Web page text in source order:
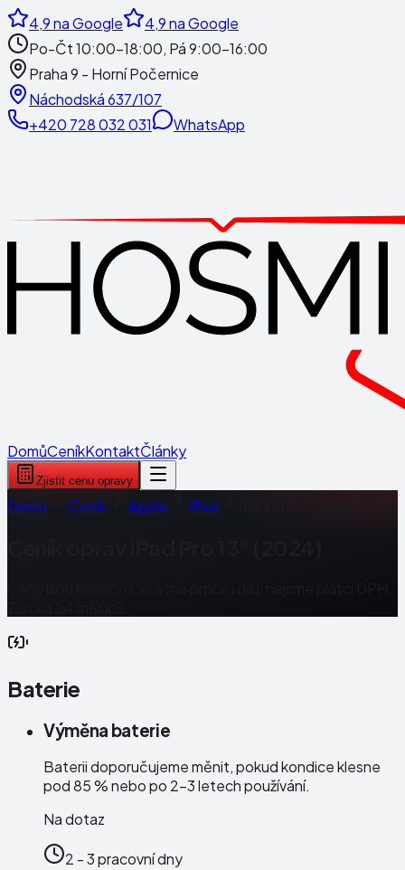
4,9na Google 4,9na Google
Po-Čt 10:00-18:00, Pá 9:00-16:00
Praha 9 - Horní Počernice
Náchodská 637/107
+420 728 032 031
WhatsApp
DomůCeníkKontaktČlánky
Zjistit cenu opravy
Domů Ceník Apple iPad
Baterie
Výměna baterie
Baterii doporučujeme měnit, pokud kondice klesne
pod 85 % nebo po 2–3 letech používání.
Na dotaz
2 - 3 pracovní dny